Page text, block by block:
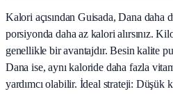
Kalori açısından Guisada, Dana daha
porsiyonda daha az kalori alırsınız.
genellikle bir avantajdır. Besin kalite
Dana ise, aynı kaloride daha fazla
yardımcı olabilir. İdeal strateji: Düşük